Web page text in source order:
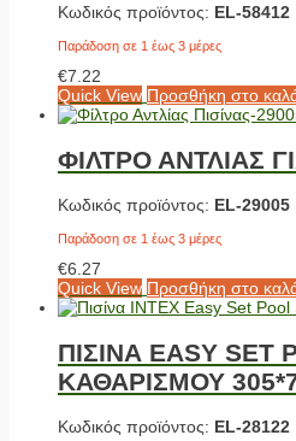
Κωδικός προϊόντος: EL-58412
Παράδοση σε 1 έως 3 μέρες
€7.22
Quick View Προσθήκη στο
ΦΙΛΤΡΟ ΑΝΤΛΙΑΣ
Κωδικός προϊόντος: EL-29005
Παράδοση σε 1 έως 3 μέρες
€6.27
Quick View Προσθήκη στο
ΠΙΣΙΝΑ EASY SET
ΚΑΘΑΡΙΣΜΟΥ
Κωδικός προϊόντος: EL-28122